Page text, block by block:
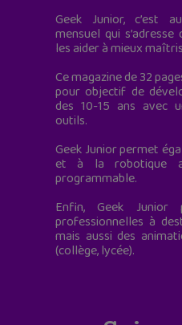
Geek Junior, c’est
mensuel qui
les aider à mieux
Ce magazine de 32
pour objectif de
des 10-15 ans avec
outils.
Geek Junior permet
et à la robotique
programmable.
Enfin, Geek Junior
professionnelles à
mais aussi des
(collège, lycée).